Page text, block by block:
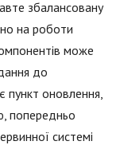
збалансовану
на роботи
може
до
пункт оновлення,
попередньо
системі